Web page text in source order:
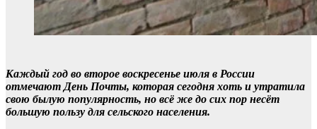
Каждый год во второе воскресенье июля в России
отмечают День Почты, которая сегодня хоть и утратила
свою былую популярность, но всё же до сих пор несёт
большую пользу для сельского населения.